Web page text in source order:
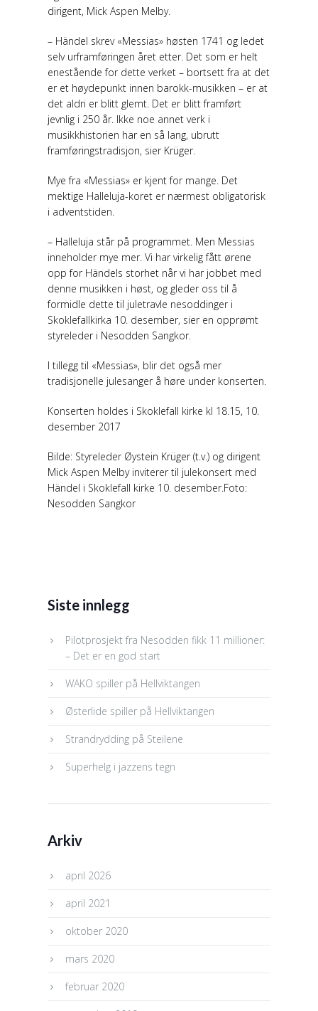
dirigent, Mick Aspen Melby.
– Händel skrev «Messias» høsten 1741 og ledet
selv urframføringen året etter. Det som er helt
enestående for dette verket – bortsett fra at det
er et høydepunkt innen barokk-musikken – er at
det aldri er blitt glemt. Det er blitt framført
jevnlig i 250 år. Ikke noe annet verk i
musikkhistorien har en så lang, ubrutt
framføringstradisjon, sier Krüger.
Mye fra «Messias» er kjent for mange. Det
mektige Halleluja-koret er nærmest obligatorisk
i adventstiden.
– Halleluja står på programmet. Men Messias
inneholder mye mer. Vi har virkelig fått ørene
opp for Händels storhet når vi har jobbet med
denne musikken i høst, og gleder oss til å
formidle dette til juletravle nesoddinger i
Skoklefallkirka 10. desember, sier en opprømt
styreleder i Nesodden Sangkor.
I tillegg til «Messias», blir det også mer
tradisjonelle julesanger å høre under konserten.
Konserten holdes i Skoklefall kirke kl 18.15, 10.
desember 2017
Bilde: Styreleder Øystein Krüger (t.v.) og dirigent
Mick Aspen Melby inviterer til julekonsert med
Händel i Skoklefall kirke 10. desember.Foto:
Nesodden Sangkor
Siste innlegg
Pilotprosjekt fra Nesodden fikk 11 millioner:
– Det er en god start
WAKO spiller på Hellviktangen
Østerlide spiller på Hellviktangen
Strandrydding på Steilene
Superhelg i jazzens tegn
Arkiv
april 2026
april 2021
oktober 2020
mars 2020
februar 2020